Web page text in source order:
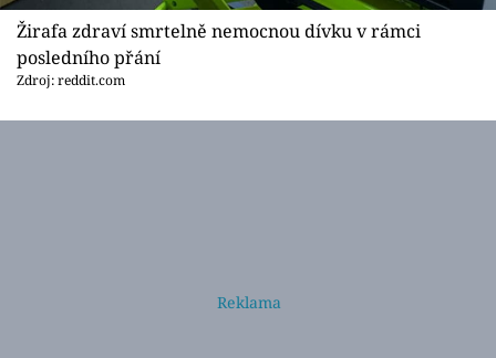
Žirafa zdraví smrtelně nemocnou dívku v rámci
posledního přání
Zdroj: reddit.com